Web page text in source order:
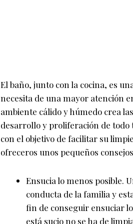
El baño, junto con la cocina, es
necesita de una mayor atención
ambiente cálido y húmedo crea
desarrollo y proliferación de todo
con el objetivo de facilitar su
ofreceros unos pequeños
Ensucia lo menos posible.
conducta de la familia y
fin de conseguir ensuciar
está sucio no se ha de